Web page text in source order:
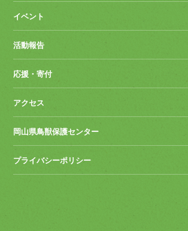
イベント
活動報告
応援・寄付
アクセス
岡山県鳥獣保護センター
プライバシーポリシー